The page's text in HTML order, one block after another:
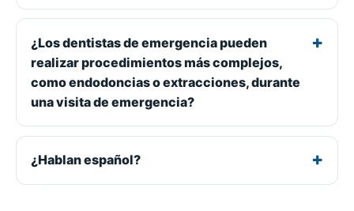
¿Los dentistas de emergencia pueden
realizar procedimientos más complejos,
como endodoncias o extracciones, durante
una visita de emergencia?
¿Hablan español?